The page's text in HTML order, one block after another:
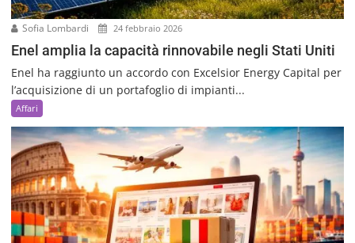
Sofia Lombardi 24 febbraio 2026
Enel amplia la capacità rinnovabile negli Stati Uniti
Enel ha raggiunto un accordo con Excelsior Energy Capital per
l’acquisizione di un portafoglio di impianti...
Affari